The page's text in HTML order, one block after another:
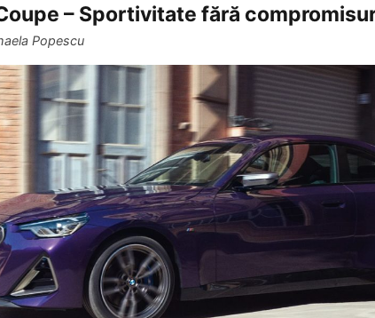
– Sportivitate fără
Popescu